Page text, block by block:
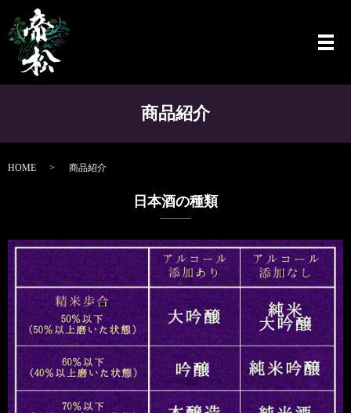
メ
商品紹介
HOME 商品紹介
日本酒の種類